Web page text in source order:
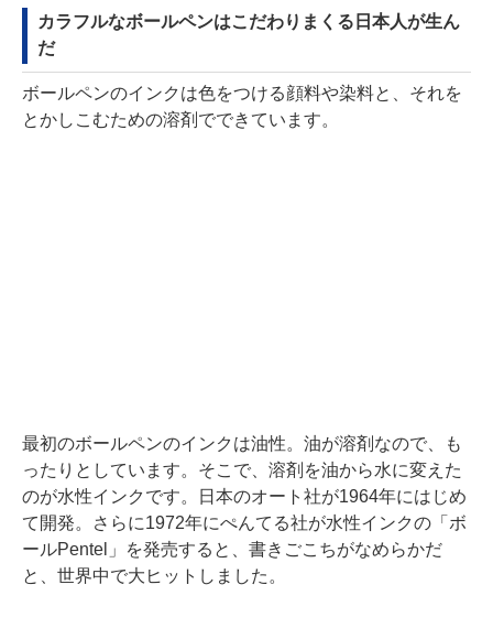
カラフルなボールペンはこだわりまくる日本人が生ん
だ
ボールペンのインクは色をつける顔料や染料と、それを
とかしこむための溶剤でできています。
最初のボールペンのインクは油性。油が溶剤なので、も
ったりとしています。そこで、溶剤を油から水に変えた
のが水性インクです。日本のオート社が1964年にはじめ
て開発。さらに1972年にぺんてる社が水性インクの「ボ
ールPentel」を発売すると、書きごこちがなめらかだ
と、世界中で大ヒットしました。